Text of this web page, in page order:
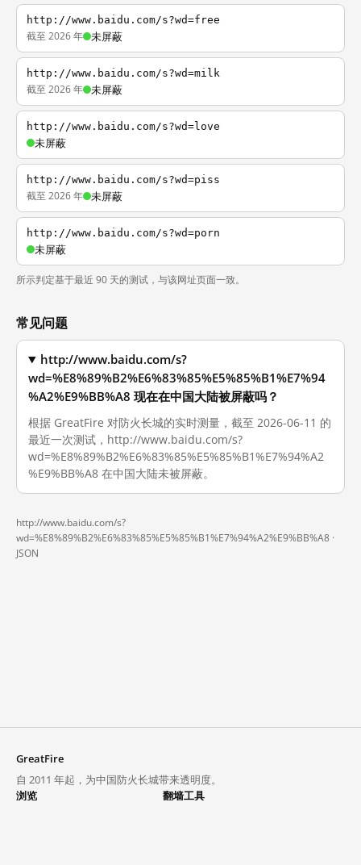
http://www.baidu.com/s?wd=free
截至 2026 年 未屏蔽
http://www.baidu.com/s?wd=milk
截至 2026 年 未屏蔽
http://www.baidu.com/s?wd=love
未屏蔽
http://www.baidu.com/s?wd=piss
截至 2026 年 未屏蔽
http://www.baidu.com/s?wd=porn
未屏蔽
所示判定基于最近 90 天的测试，与该网址页面一致。
常见问题
http://www.baidu.com/s?
wd=%E8%89%B2%E6%83%85%E5%85%B1%E7%94
%A2%E9%BB%A8 现在在中国大陆被屏蔽吗？
根据 GreatFire 对防火长城的实时测量，截至 2026-06-11 的
最近一次测试，http://www.baidu.com/s?
wd=%E8%89%B2%E6%83%85%E5%85%B1%E7%94%A2
%E9%BB%A8 在中国大陆未被屏蔽。
http://www.baidu.com/s?
wd=%E8%89%B2%E6%83%85%E5%85%B1%E7%94%A2%E9%BB%A8 ·
JSON
GreatFire
自 2011 年起，为中国防火长城带来透明度。
浏览
翻墙工具